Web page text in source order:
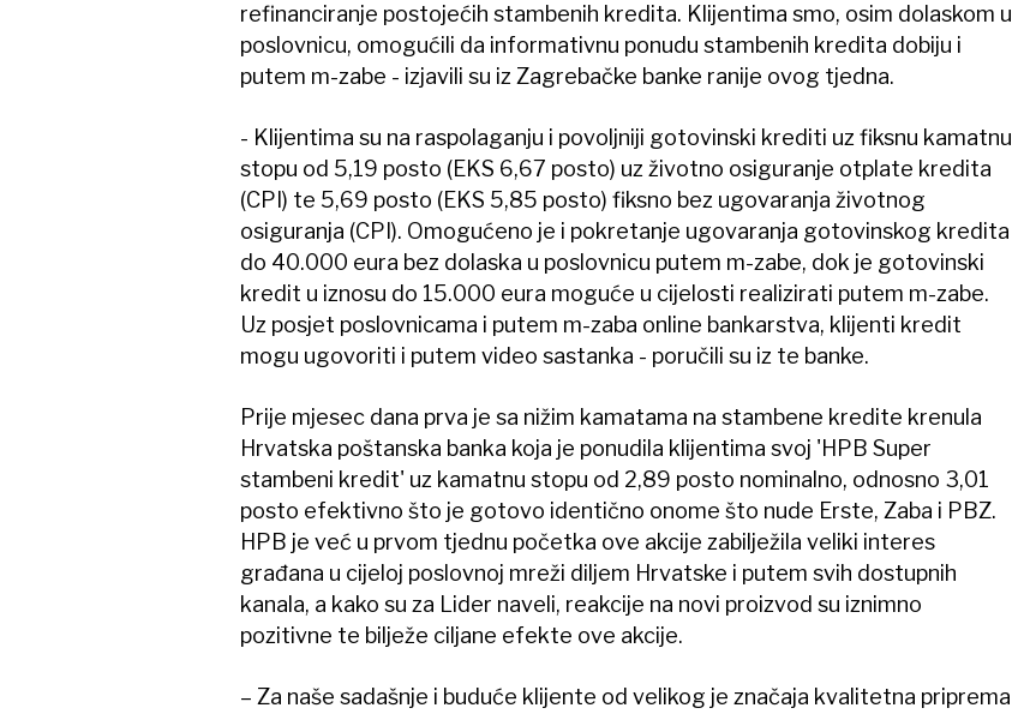
refinanciranje postojećih stambenih kredita. Klijentima smo, osim dolaskom u
poslovnicu, omogućili da informativnu ponudu stambenih kredita dobiju i
putem m-zabe - izjavili su iz Zagrebačke banke ranije ovog tjedna.
- Klijentima su na raspolaganju i povoljniji gotovinski krediti uz fiksnu kamatnu
stopu od 5,19 posto (EKS 6,67 posto) uz životno osiguranje otplate kredita
(CPI) te 5,69 posto (EKS 5,85 posto) fiksno bez ugovaranja životnog
osiguranja (CPI). Omogućeno je i pokretanje ugovaranja gotovinskog kredita
do 40.000 eura bez dolaska u poslovnicu putem m-zabe, dok je gotovinski
kredit u iznosu do 15.000 eura moguće u cijelosti realizirati putem m-zabe.
Uz posjet poslovnicama i putem m-zaba online bankarstva, klijenti kredit
mogu ugovoriti i putem video sastanka - poručili su iz te banke.
Prije mjesec dana prva je sa nižim kamatama na stambene kredite krenula
Hrvatska poštanska banka koja je ponudila klijentima svoj 'HPB Super
stambeni kredit' uz kamatnu stopu od 2,89 posto nominalno, odnosno 3,01
posto efektivno što je gotovo identično onome što nude Erste, Zaba i PBZ.
HPB je već u prvom tjednu početka ove akcije zabilježila veliki interes
građana u cijeloj poslovnoj mreži diljem Hrvatske i putem svih dostupnih
kanala, a kako su za Lider naveli, reakcije na novi proizvod su iznimno
pozitivne te bilježe ciljane efekte ove akcije.
– Za naše sadašnje i buduće klijente od velikog je značaja kvalitetna priprema